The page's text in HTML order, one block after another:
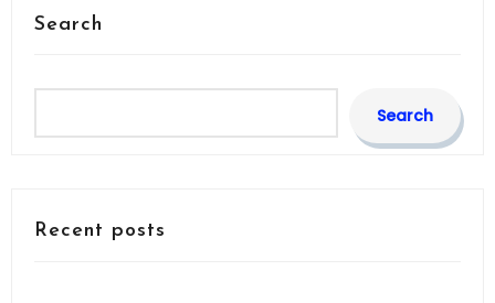
Search
Search
Recent posts